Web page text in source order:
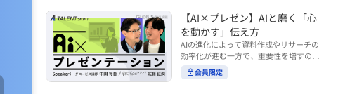
is.co.jp/ja/courses/fe285262/learn/step
s/59808 ・傾聴力 ~リーダーのための聴
く技術~（実践編） https://unlimited.gl
obis.co.jp/ja/courses/01d24a39/learn/s
teps/59813 ※本動画は、制作時点の情
報に基づき作成したものです（2026年6
月制作）
で設計された全12回のシリーズです。
（順次公開） https://unlimited.globis.c
o.jp/ja/tags/AI%E3%83%93%E3%82%B
8%E3%83%8D%E3%82%B9%E3%82%
B7%E3%83%95%E3%83%88 ・基礎編
（第1回〜3回）：リーダーやマネージャ
ーに求められる、AI時代の基礎的なリテ
ス・キャピタル・パートナーズ 代表パ
ートナー
期配信されます。 取り上げて欲しいご質
問やテーマ、感想を随時受け付けていま
す。 グーグルフォーム（https://forms.g
le/qqoBYuRUmUYz4scC6） または グ
ロ放題編集部員のX（https://x.com/mai
rakobayashi） まで、ぜひご要望をお
【AI×プレゼン】AIと磨く「心
を動かす」伝え方
AIの進化によって資料作成やリサーチの
効率化が進む一方で、重要性を増すのが
「伝える力」です。本コースでは、AI時
代のプレゼンに求められるデリバリース
会員限定